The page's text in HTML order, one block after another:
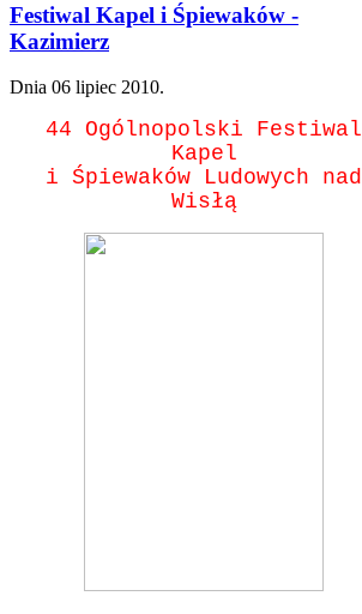
Festiwal Kapel i Śpiewaków -
Kazimierz
Dnia 06 lipiec 2010.
44 Ogólnopolski Festiwal
Kapel
i Śpiewaków Ludowych nad
Wisłą